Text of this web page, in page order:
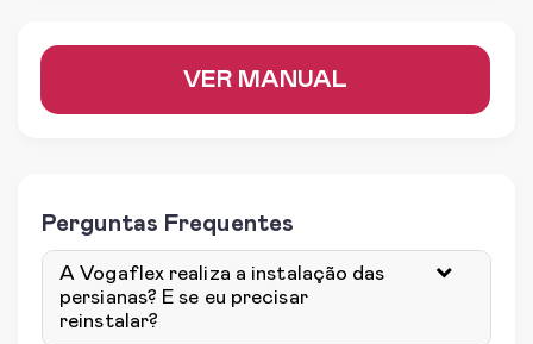
VER MANUAL
Perguntas Frequentes
A Vogaflex realiza a instalação das
persianas? E se eu precisar
reinstalar?